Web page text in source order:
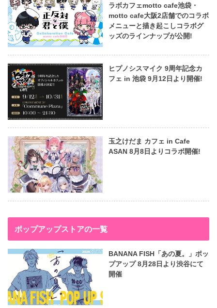
ラボカフェmotto cafe池袋・
motto cafe大阪2店舗でのコラボ
メニューと描き起こしコラボグ
ッズのラインナップが公開!
ヒプノシスマイク 9周年記念カ
フェ in 池袋 9月12日より開催!
玉之けだま カフェ in Cafe
ASAN 8月8日よりコラボ開催!
ポップアップストアの一覧
BANANA FISH「あの夏。」ポッ
プアップ 8月28日より渋谷にて
開催